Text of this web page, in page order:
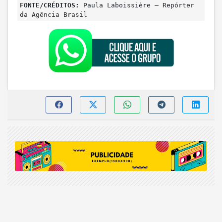
FONTE/CRÉDITOS:
Paula Laboissière – Repórter
da Agência Brasil